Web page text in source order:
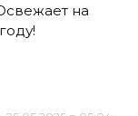
на